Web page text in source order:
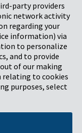
party providers
network activity
regarding your
information) via
to personalize
and to provide
of our making
to cookies
purposes, select